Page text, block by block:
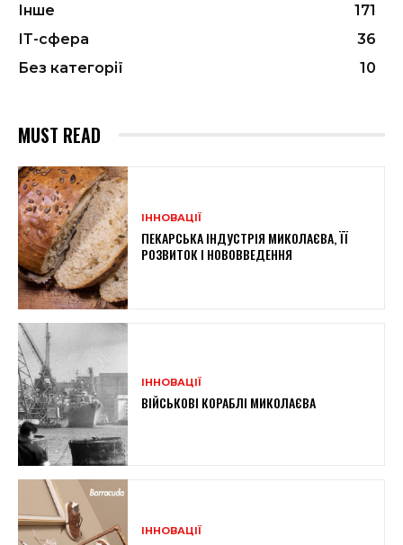
Інше
171
ІТ-сфера
36
Без категорії
10
MUST READ
ІННОВАЦІЇ
ПЕКАРСЬКА ІНДУСТРІЯ МИКОЛАЄВА, ЇЇ
РОЗВИТОК І НОВОВВЕДЕННЯ
ІННОВАЦІЇ
ВІЙСЬКОВІ КОРАБЛІ МИКОЛАЄВА
ІННОВАЦІЇ